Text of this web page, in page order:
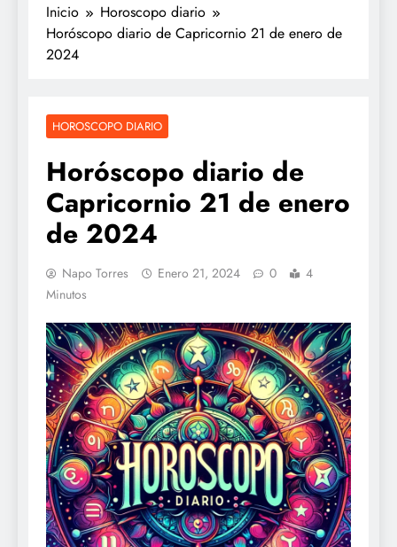
Inicio
Horoscopo diario
Horóscopo diario de Capricornio 21 de enero de
2024
HOROSCOPO DIARIO
Horóscopo diario de
Capricornio 21 de enero
de 2024
Napo Torres Enero 21, 2024 0
4
Minutos